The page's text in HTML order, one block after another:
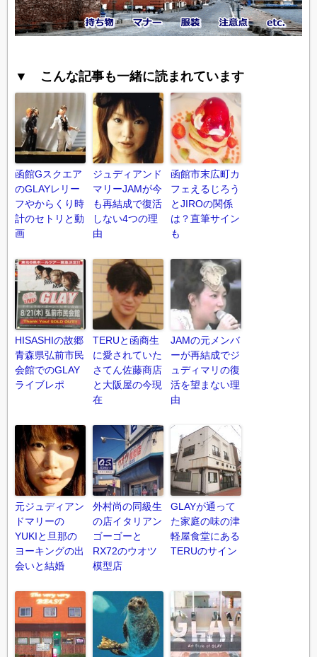
▼ こんな記事も一緒に読まれています
函館Gスクエア
のGLAYレリー
フやからくり時
計のセトリと動
画
ジュディアンド
マリーJAMが今
も再結成で復活
しない4つの理
由
函館市末広町カ
フェえるじろう
とJIROの関係
は？直筆サイン
も
HISASHIの故郷
青森県弘前市民
会館でのGLAY
ライブレポ
TERUと函商生
に愛されていた
さてん佐藤商店
と大阪屋の今現
在
JAMの元メンバ
ーが再結成でジ
ュディマリの復
活を望まない理
由
元ジュディアン
ドマリーの
YUKIと旦那の
ヨーキングの出
会いと結婚
外村尚の同級生
の店イタリアン
ゴーゴーと
RX72のウオツ
模型店
GLAYが通って
た家庭の味の津
軽屋食堂にある
TERUのサイン